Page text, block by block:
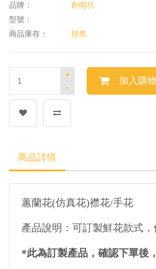
品牌：
創明坊
型號：
商品庫存：
預售
-
+
加入購
商品詳情
蕙蘭花(仿真花)襟花/手花
產品說明：可訂製鮮花款式，
*此為訂製產品，確認下單後